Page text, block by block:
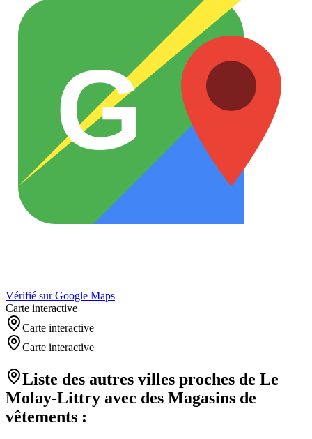
G
Vérifié sur Google Maps
Carte interactive
Carte interactive
Carte interactive
Liste des autres villes proches de Le
Molay-Littry avec des Magasins de
vêtements :